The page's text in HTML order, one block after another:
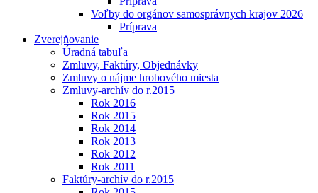
Voľby do orgánov samosprávnych krajov 2026
Príprava
Zverejňovanie
Úradná tabuľa
Zmluvy, Faktúry, Objednávky
Zmluvy o nájme hrobového miesta
Zmluvy-archív do r.2015
Rok 2016
Rok 2015
Rok 2014
Rok 2013
Rok 2012
Rok 2011
Faktúry-archív do r.2015